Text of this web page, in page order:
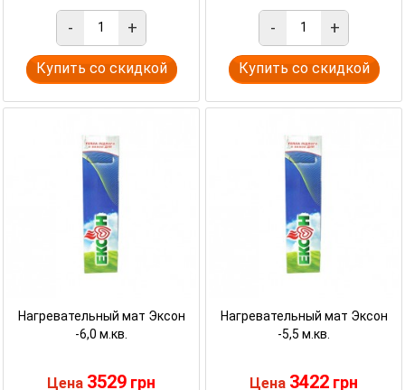
- +
Купить со скидкой
- +
Купить со скидкой
Нагревательный мат Эксон
-6,0 м.кв.
Цена 3529 грн
Нагревательный мат Эксон
-5,5 м.кв.
Цена 3422 грн